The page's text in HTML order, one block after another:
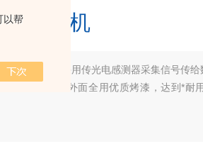
以帮 试验机
转试验机速度采用传光电感测器采集信号传
用冷钢焊接，外面全用优质烤漆，达到*耐